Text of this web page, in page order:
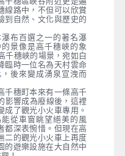
線路中，不但可以欣賞
到自然、文化與歷史的
布百選之一的著名瀑
景像是高千穗峽的象
千穗峽的場景，宛如白
臨時一位名為天村雲命
後來變成湧泉宣洩而
千穗町本來有一條高千
影響成為廢線後，這裡
成了觀光小火車專用。
從車窗眺望絕美的風
都深表惋惜。但現在高
二的觀光小火車上再度
的遊樂設施在大自然中